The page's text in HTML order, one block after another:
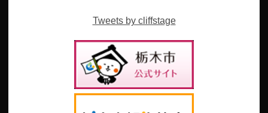
Tweets by cliffstage